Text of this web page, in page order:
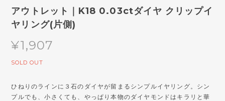
アウトレット｜K18 0.03ctダイヤ クリップイ
ヤリング(片側)
¥1,907
SOLD OUT
ひねりのラインに３石のダイヤが留まるシンプルイヤリング。シン
プルでも、小さくても、やっぱり本物のダイヤモンドはキラリと華